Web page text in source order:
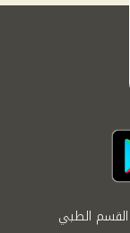
القسم الطبي